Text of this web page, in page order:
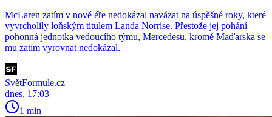
McLaren zatím v nové éře nedokázal navázat na úspěšné roky, které
vyvrcholily loňským titulem Landa Norrise. Přestože jej pohání
pohonná jednotka vedoucího týmu, Mercedesu, kromě Maďarska se
mu zatím vyrovnat nedokázal.
SvětFormule.cz
dnes, 17:03
1 min